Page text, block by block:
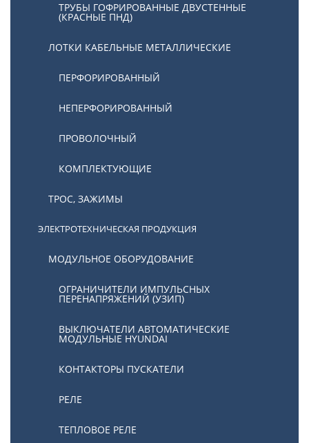
ТРУБЫ ГОФРИРОВАННЫЕ ДВУСТЕННЫЕ
(КРАСНЫЕ ПНД)
ЛОТКИ КАБЕЛЬНЫЕ МЕТАЛЛИЧЕСКИЕ
ПЕРФОРИРОВАННЫЙ
НЕПЕРФОРИРОВАННЫЙ
ПРОВОЛОЧНЫЙ
КОМПЛЕКТУЮЩИЕ
ТРОС, ЗАЖИМЫ
ЭЛЕКТРОТЕХНИЧЕСКАЯ ПРОДУКЦИЯ
МОДУЛЬНОЕ ОБОРУДОВАНИЕ
ОГРАНИЧИТЕЛИ ИМПУЛЬСНЫХ
ПЕРЕНАПРЯЖЕНИЙ (УЗИП)
ВЫКЛЮЧАТЕЛИ АВТОМАТИЧЕСКИЕ
МОДУЛЬНЫЕ HYUNDAI
КОНТАКТОРЫ ПУСКАТЕЛИ
РЕЛЕ
ТЕПЛОВОЕ РЕЛЕ